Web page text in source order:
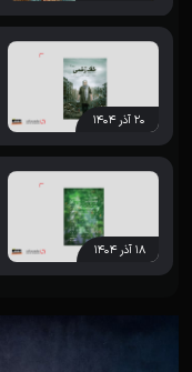
۲۰ آذر ۱۴۰۴
۱۸ آذر ۱۴۰۴